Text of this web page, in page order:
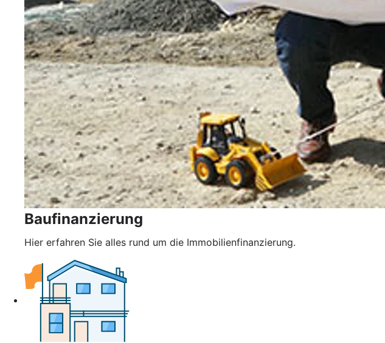
Baufinanzierung
Hier erfahren Sie alles rund um die Immobilienfinanzierung.